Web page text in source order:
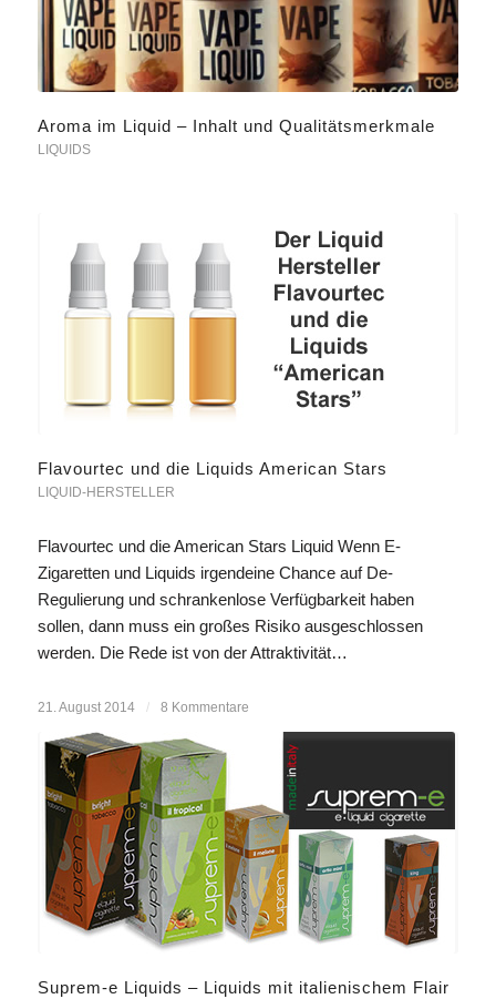
Aroma im Liquid – Inhalt und Qualitätsmerkmale
LIQUIDS
Flavourtec und die Liquids American Stars
LIQUID-HERSTELLER
Flavourtec und die American Stars Liquid Wenn E-
Zigaretten und Liquids irgendeine Chance auf De-
Regulierung und schrankenlose Verfügbarkeit haben
sollen, dann muss ein großes Risiko ausgeschlossen
werden. Die Rede ist von der Attraktivität…
21. August 2014 / 8 Kommentare
Suprem-e Liquids – Liquids mit italienischem Flair